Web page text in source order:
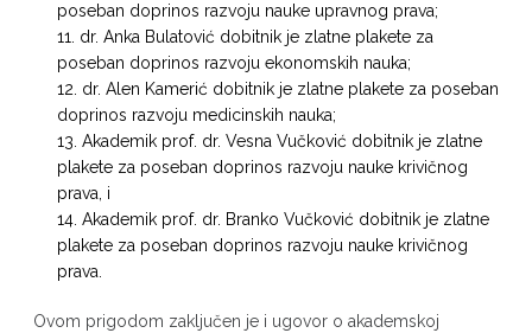
poseban doprinos razvoju nauke upravnog prava;
dr. Anka Bulatović dobitnik je zlatne plakete za
poseban doprinos razvoju ekonomskih nauka;
dr. Alen Kamerić dobitnik je zlatne plakete za poseban
doprinos razvoju medicinskih nauka;
Akademik prof. dr. Vesna Vučković dobitnik je zlatne
plakete za poseban doprinos razvoju nauke krivičnog
prava, i
Akademik prof. dr. Branko Vučković dobitnik je zlatne
plakete za poseban doprinos razvoju nauke krivičnog
prava.
Ovom prigodom zaključen je i ugovor o akademskoj